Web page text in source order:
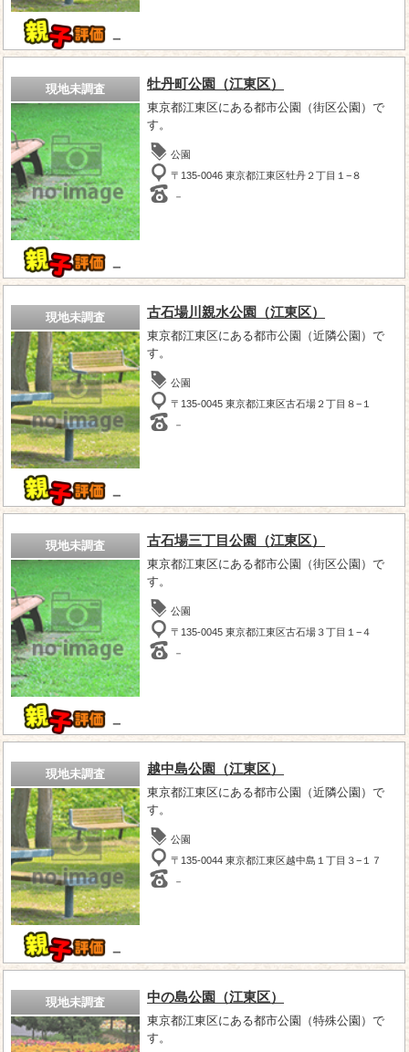
－
現地未調査
－
牡丹町公園（江東区）
東京都江東区にある都市公園（街区公園）で
す。
公園
〒135-0046 東京都江東区牡丹２丁目１−８
－
現地未調査
－
古石場川親水公園（江東区）
東京都江東区にある都市公園（近隣公園）で
す。
公園
〒135-0045 東京都江東区古石場２丁目８−１
－
現地未調査
－
古石場三丁目公園（江東区）
東京都江東区にある都市公園（街区公園）で
す。
公園
〒135-0045 東京都江東区古石場３丁目１−４
－
現地未調査
－
越中島公園（江東区）
東京都江東区にある都市公園（近隣公園）で
す。
公園
〒135-0044 東京都江東区越中島１丁目３−１７
－
現地未調査 中の島公園（江東区）
東京都江東区にある都市公園（特殊公園）で
す。